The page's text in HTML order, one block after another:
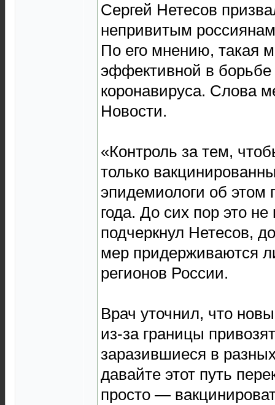
Сергей Нетесов
непривитым
По его мнению, такая
эффективной в борьбе
коронавируса. Слова
Новости.
«Контроль за тем,
только
эпидемиологи об этом
года. До сих пор это
подчеркнул Нетесов,
мер придерживаются
регионов России.
Врач уточнил, что
из-за границы
заразившиеся в
давайте этот путь
просто —